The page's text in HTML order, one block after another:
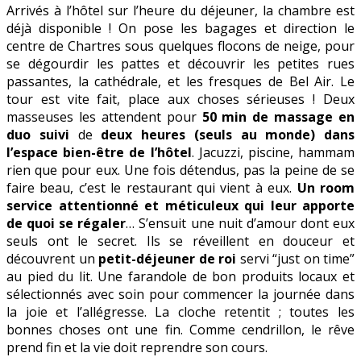
Arrivés à l’hôtel sur l’heure du déjeuner, la chambre est
déjà disponible ! On pose les bagages et direction le
centre de Chartres sous quelques flocons de neige, pour
se dégourdir les pattes et découvrir les petites rues
passantes, la cathédrale, et les fresques de Bel Air. Le
tour est vite fait, place aux choses sérieuses ! Deux
masseuses les attendent pour 50 min de massage en
duo suivi de deux heures (seuls au monde) dans
l’espace bien-être de l’hôtel. Jacuzzi, piscine, hammam
rien que pour eux. Une fois détendus, pas la peine de se
faire beau, c’est le restaurant qui vient à eux. Un room
service attentionné et méticuleux qui leur apporte
de quoi se régaler… S’ensuit une nuit d’amour dont eux
seuls ont le secret. Ils se réveillent en douceur et
découvrent un petit-déjeuner de roi servi “just on time”
au pied du lit. Une farandole de bon produits locaux et
sélectionnés avec soin pour commencer la journée dans
la joie et l’allégresse. La cloche retentit ; toutes les
bonnes choses ont une fin. Comme cendrillon, le rêve
prend fin et la vie doit reprendre son cours.